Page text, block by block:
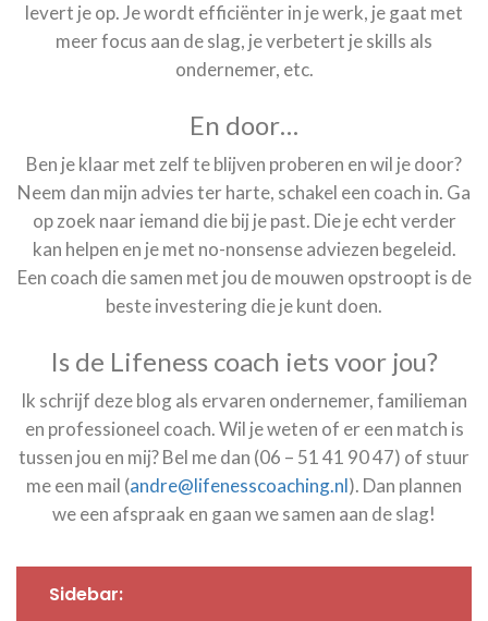
levert je op. Je wordt efficiënter in je werk, je gaat met
meer focus aan de slag, je verbetert je skills als
ondernemer, etc.
En door…
Ben je klaar met zelf te blijven proberen en wil je door?
Neem dan mijn advies ter harte, schakel een coach in. Ga
op zoek naar iemand die bij je past. Die je echt verder
kan helpen en je met no-nonsense adviezen begeleid.
Een coach die samen met jou de mouwen opstroopt is de
beste investering die je kunt doen.
Is de Lifeness coach iets voor jou?
Ik schrijf deze blog als ervaren ondernemer, familieman
en professioneel coach. Wil je weten of er een match is
tussen jou en mij? Bel me dan (06 – 51 41 90 47) of stuur
me een mail (andre@lifenesscoaching.nl). Dan plannen
we een afspraak en gaan we samen aan de slag!
Sidebar: